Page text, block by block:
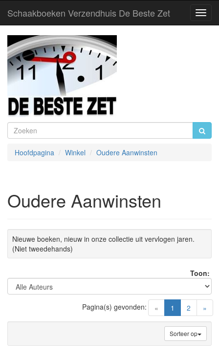
Schaakboeken Verzendhuis De Beste Zet
Hoofdpagina Winkel Oudere Aanwinsten
Oudere Aanwinsten
Nieuwe boeken, nieuw in onze collectie uit vervlogen jaren.
(Niet tweedehands)
Toon:
« 1 (current)
2 »
Pagina(s) gevonden:
Sorteer op